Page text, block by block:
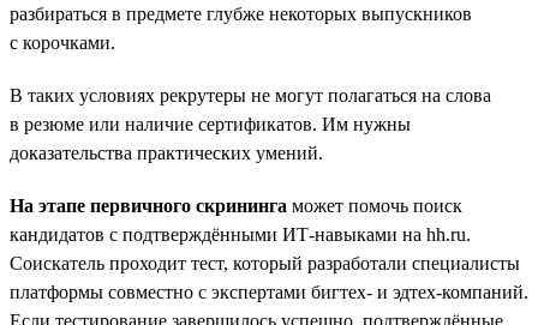
разбираться в предмете глубже некоторых выпускников
с корочками.
В таких условиях рекрутеры не могут полагаться на слова
в резюме или наличие сертификатов. Им нужны
доказательства практических умений.
На этапе первичного скрининга может помочь поиск
кандидатов с подтверждёнными ИТ-навыками на hh.ru.
Соискатель проходит тест, который разработали специалисты
платформы совместно с экспертами бигтех- и эдтех-компаний.
Если тестирование завершилось успешно, подтверждённые